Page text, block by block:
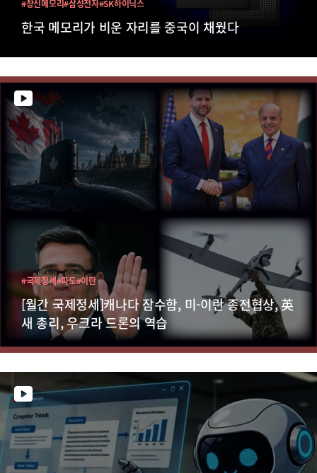
한국 메모리가 비운 자리를 중국이 채웠다
#창신메모리#삼성전자#SK하이닉스
[월간 국제정세]캐나다 잠수함, 미-이란 종전협상, 英
새 총리, 우크라 드론의 역습
#국제정세#파도#이란